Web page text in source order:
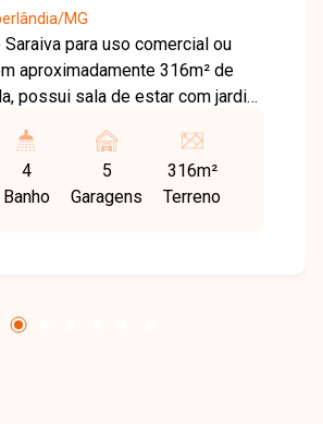
MG
Saraiva para uso comercial ou
aproximadamente 316m² de
possui sala de estar com jardim
cozinha, área de serviço,
de 500 litros e garagem para 5
agora mesmo
pelo telefone ou WhatsApp no
4
Banho
5
Garagens
316m²
Terreno